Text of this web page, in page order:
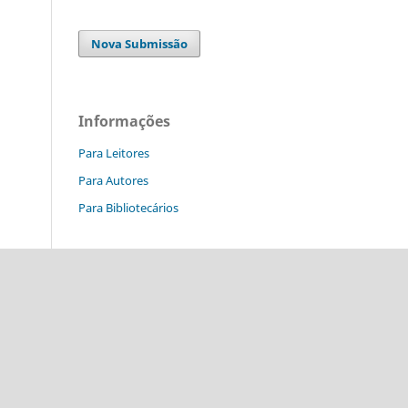
Nova Submissão
Informações
Para Leitores
Para Autores
Para Bibliotecários